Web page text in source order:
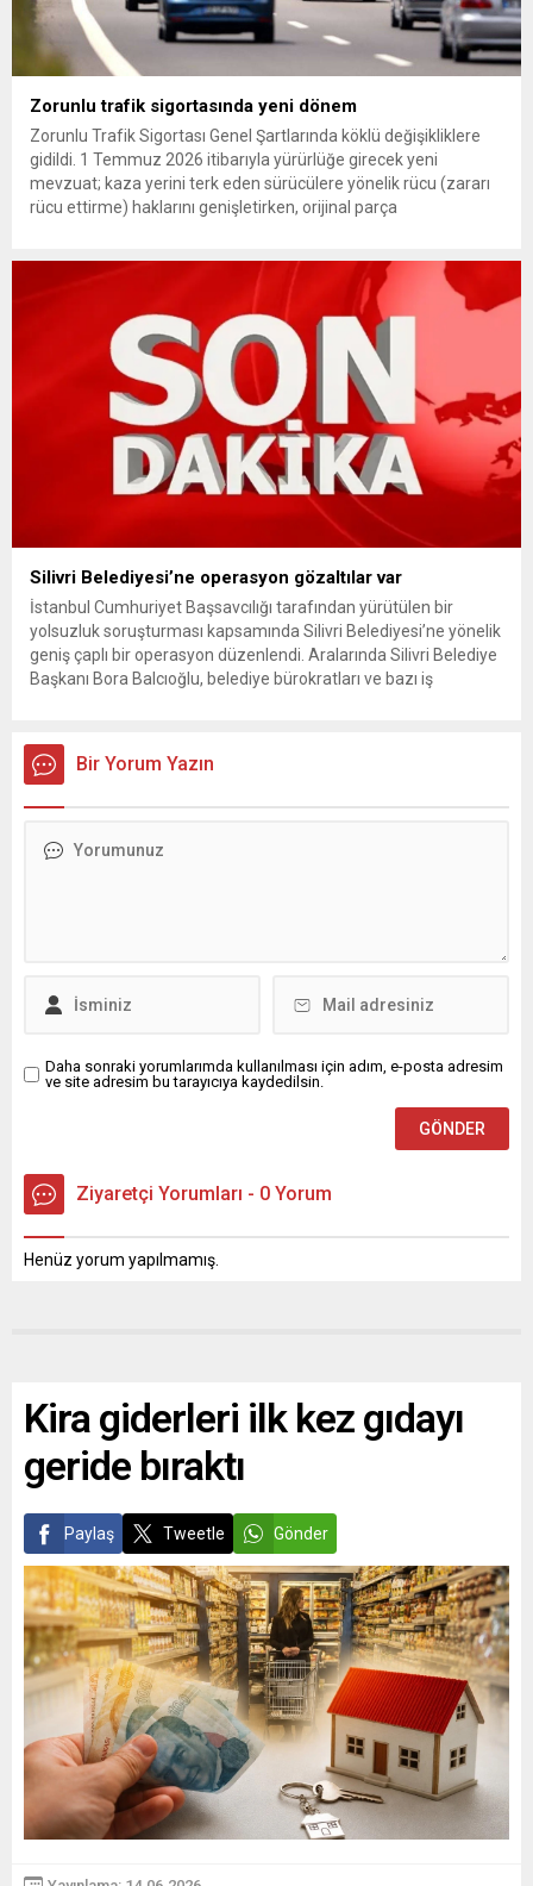
Zorunlu trafik sigortasında yeni dönem
Zorunlu Trafik Sigortası Genel Şartlarında köklü değişikliklere
gidildi. 1 Temmuz 2026 itibarıyla yürürlüğe girecek yeni
mevzuat; kaza yerini terk eden sürücülere yönelik rücu (zararı
rücu ettirme) haklarını genişletirken, orijinal parça
getiriyor. Hazine Müsteşarlığına bağlı ilgili kurumlarca...
Silivri Belediyesi’ne operasyon gözaltılar var
İstanbul Cumhuriyet Başsavcılığı tarafından yürütülen bir
yolsuzluk soruşturması kapsamında Silivri Belediyesi’ne yönelik
geniş çaplı bir operasyon düzenlendi. Aralarında Silivri Belediye
Başkanı Bora Balcıoğlu, belediye bürokratları ve bazı iş
inceleme ve arama çalışmaları devam ediyor. İstanbul’da...
Bir Yorum Yazın
Daha sonraki yorumlarımda kullanılması için adım, e-posta adresim
ve site adresim bu tarayıcıya kaydedilsin.
Ziyaretçi Yorumları - 0 Yorum
Henüz yorum yapılmamış.
Kira giderleri ilk kez gıdayı
geride bıraktı
Paylaş Tweetle Gönder